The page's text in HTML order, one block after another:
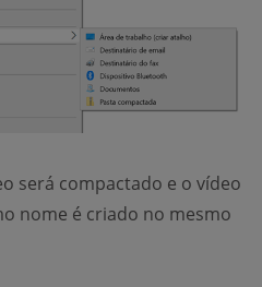
será compactado e o vídeo
nome é criado no mesmo